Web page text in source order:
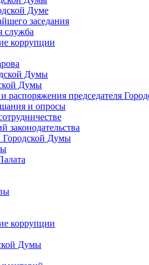
Думе
заседания
служба
коррупции
Думы
Думы
распоряжения председателя
и опросы
законодательства
Думы
коррупции
Думы